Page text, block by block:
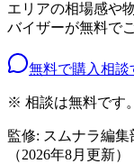
エリアの相場感や
バイザーが無料で
無料で購入相談
※ 相談は無料です
監修: スムナラ編
（2026年8月 更新）